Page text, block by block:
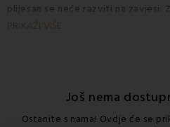
plijesan se neće razviti na zavjesi.
dodatak svakoj kadi i tuš kabini.
PRIKAŽI VIŠE
Još nema
Ostanite s nama! Ovdje će se